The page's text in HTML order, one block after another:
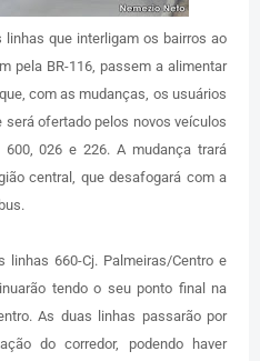
que interligam os bairros ao
pela BR-116, passem a alimentar
com as mudanças, os usuários
ofertado pelos novos veículos
026 e 226. A mudança trará
central, que desafogará com a
linhas 660-Cj. Palmeiras/Centro e
tendo o seu ponto final na
As duas linhas passarão por
do corredor, podendo haver